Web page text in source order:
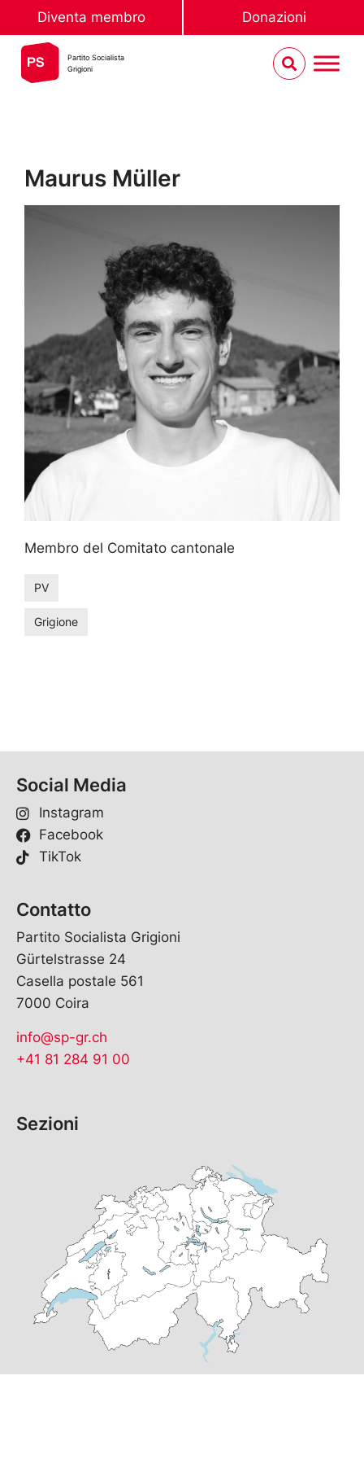
Diventa membro Donazioni
Partito Socialista
Grigioni
Maurus Müller
Membro del Comitato cantonale
PV
Grigione
Social Media
Instagram
Facebook
TikTok
Contatto
Partito Socialista Grigioni
Gürtelstrasse 24
Casella postale 561
7000 Coira
info@sp-gr.ch
+41 81 284 91 00
Sezioni